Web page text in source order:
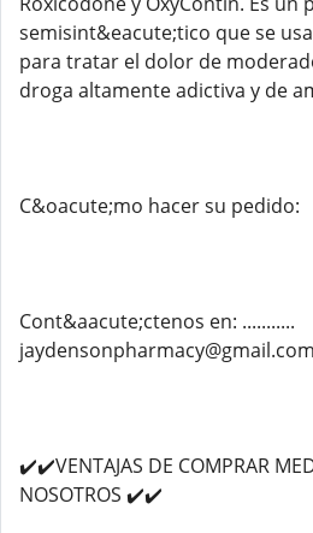
semisint&eacute;tico que se
para tratar el dolor de
droga altamente adictiva y de
C&oacute;mo hacer su pedido:
Cont&aacute;ctenos en: ...........
jaydensonpharmacy@gmail.com
✔️✔️VENTAJAS DE COMPRAR
NOSOTROS ✔️✔️